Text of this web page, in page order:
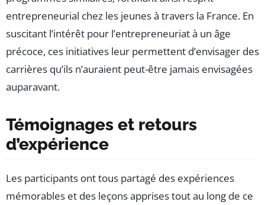
entrepreneurial chez les jeunes à travers la France. En
suscitant l’intérêt pour l’entrepreneuriat à un âge
précoce, ces initiatives leur permettent d’envisager des
carrières qu’ils n’auraient peut-être jamais envisagées
auparavant.
Témoignages et retours
d’expérience
Les participants ont tous partagé des expériences
mémorables et des leçons apprises tout au long de ce